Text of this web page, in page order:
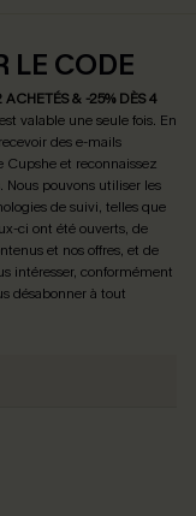
LE CODE
ACHETÉS & -25% DÈS 4
valable une seule fois. En
des e-mails
et reconnaissez
. Nous pouvons utiliser les
de suivi, telles que
ci ont été ouverts, de
et nos offres, et de
intéresser, conformément
désabonner à tout